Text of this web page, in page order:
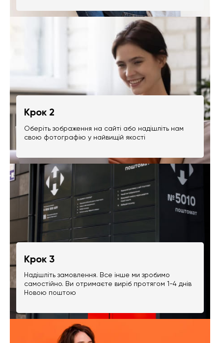
Крок 2
Оберіть зображення на сайті або надішліть нам
свою фотографію у найвищій якості
Крок 3
Надішліть замовлення. Все інше ми зробимо
самостійно. Ви отримаєте виріб протягом 1-4 днів
Новою поштою